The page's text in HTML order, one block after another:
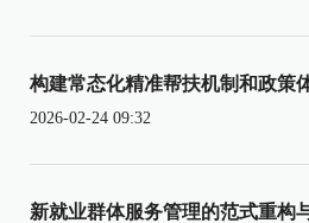
构建常态化精准帮扶机制和政策
2026-02-24 09:32
新就业群体服务管理的范式重构